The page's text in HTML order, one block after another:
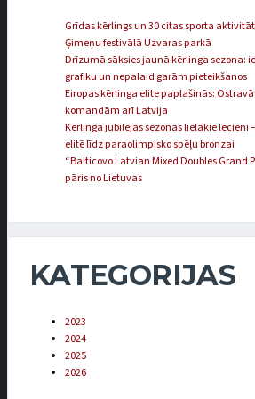
Grīdas kērlings un 30 citas sporta
Ģimeņu festivālā Uzvaras parkā
Drīzumā sāksies jaunā kērlinga sezona:
grafiku un nepalaid garām pieteikšanos
Eiropas kērlinga elite paplašinās:
komandām arī Latvija
Kērlinga jubilejas sezonas lielākie lēcieni
elitē līdz paraolimpisko spēļu bronzai
“Balticovo Latvian Mixed Doubles Grand
pāris no Lietuvas
KATEGORIJAS
2023
2024
2025
2026